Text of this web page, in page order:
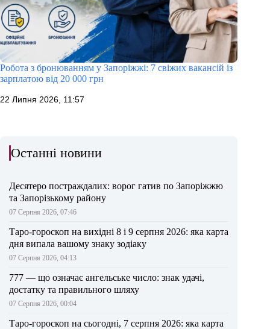
Робота з бронюванням у Запоріжжі: 7 свіжих вакансій із
зарплатою від 20 000 грн
22 Липня 2026, 11:57
Останні новини
Десятеро постраждалих: ворог гатив по Запоріжжю
та Запорізькому району
07 Серпня 2026, 07:46
Таро-гороскоп на вихідні 8 і 9 серпня 2026: яка карта
дня випала вашому знаку зодіаку
07 Серпня 2026, 04:13
777 — що означає ангельське число: знак удачі,
достатку та правильного шляху
07 Серпня 2026, 00:04
Таро-гороскоп на сьогодні, 7 серпня 2026: яка карта